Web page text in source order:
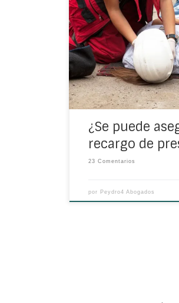
El recargo de
que se efectúa a una
toma las medidas de
ocurre un accidente de
preguntas si se puede
recargo, presta
prestaciones: lo […]
¿Se puede
recargo de
23 Comentarios
por Peydro4 Abogados